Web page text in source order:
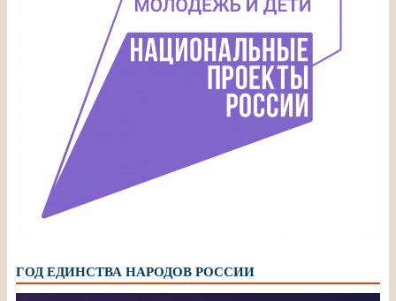
ГОД ЕДИНСТВА НАРОДОВ РОССИИ